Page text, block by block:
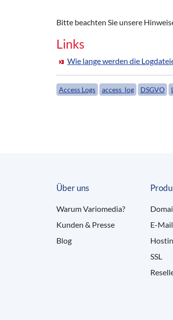
Bitte beachten Sie unsere
Links
Wie lange werden die
Access Logs access_log DSGVO
Über uns
Warum Variomedia?
Kunden & Presse
Blog
E-Mail
SSL